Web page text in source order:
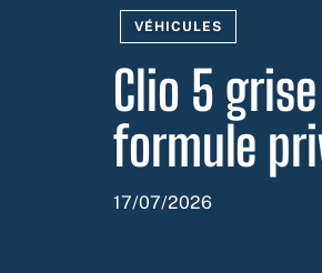
VÉHICULES
Clio 5
formule
17/07/2026